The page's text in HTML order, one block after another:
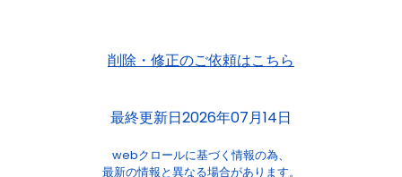
削除・修正のご依頼はこちら
最終更新日2026年07月14日
webクロールに基づく情報の為、
最新の情報と異なる場合があります。